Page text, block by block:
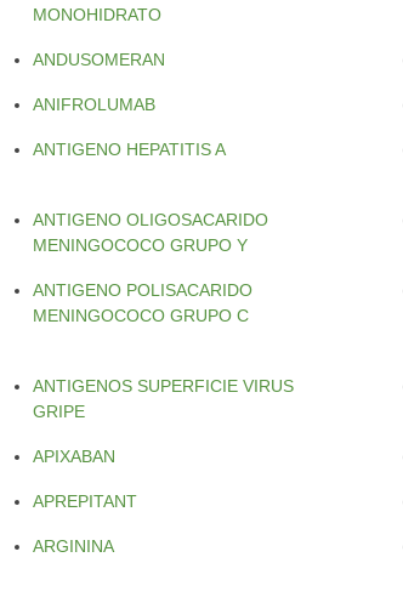
MONOHIDRATO
ANDUSOMERAN
ANIFROLUMAB
ANTIGENO HEPATITIS A
ANTIGENO OLIGOSACARIDO
MENINGOCOCO GRUPO Y
ANTIGENO POLISACARIDO
MENINGOCOCO GRUPO C
ANTIGENOS SUPERFICIE VIRUS
GRIPE
APIXABAN
APREPITANT
ARGININA